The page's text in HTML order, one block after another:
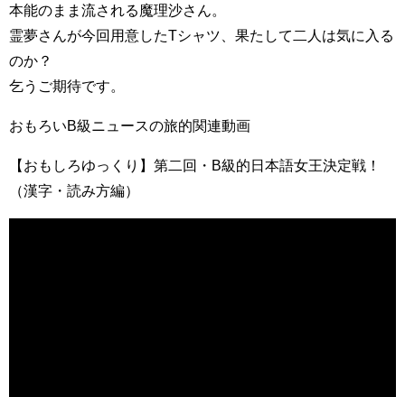
本能のまま流される魔理沙さん。
霊夢さんが今回用意したTシャツ、果たして二人は気に入る
のか？
乞うご期待です。
おもろいB級ニュースの旅的関連動画
【おもしろゆっくり】第二回・B級的日本語女王決定戦！
（漢字・読み方編）